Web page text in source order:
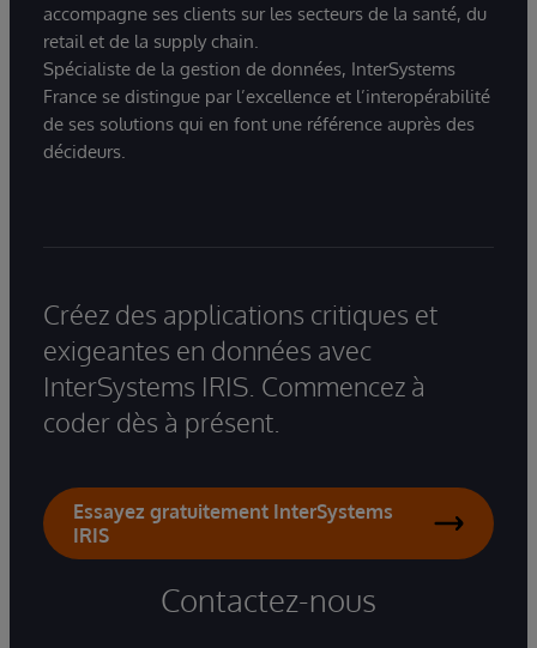
accompagne ses clients sur les secteurs de la santé, du
retail et de la supply chain.
Spécialiste de la gestion de données, InterSystems
France se distingue par l’excellence et l’interopérabilité
de ses solutions qui en font une référence auprès des
décideurs.
Créez des applications critiques et
exigeantes en données avec
InterSystems IRIS. Commencez à
coder dès à présent.
Essayez gratuitement InterSystems
IRIS
Contactez-nous